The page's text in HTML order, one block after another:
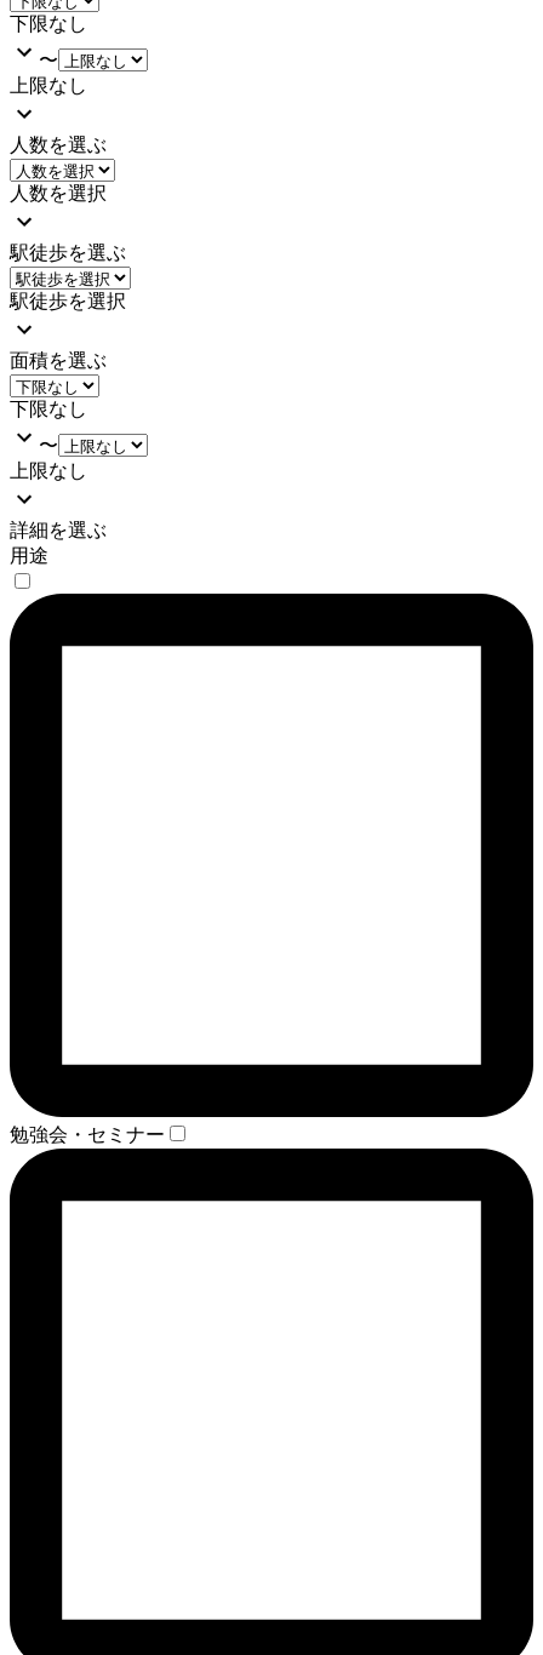
下限なし
〜
上限なし
人数を選ぶ
人数を選択
駅徒歩を選ぶ
駅徒歩を選択
面積を選ぶ
下限なし
〜
上限なし
詳細を選ぶ
用途
勉強会・セミナー